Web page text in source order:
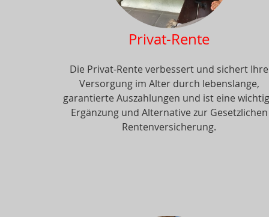
Privat-Rente
Die Privat-Rente verbessert und sichert Ihre
Versorgung im Alter durch lebenslange,
garantierte Auszahlungen und ist eine
Ergänzung und Alternative zur Gesetzlichen
Rentenversicherung.